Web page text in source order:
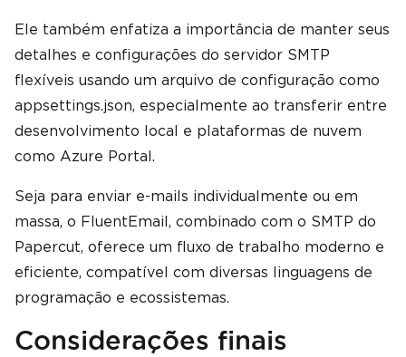
Ele também enfatiza a importância de manter seus
detalhes e configurações do servidor SMTP
flexíveis usando um arquivo de configuração como
appsettings.json, especialmente ao transferir entre
desenvolvimento local e plataformas de nuvem
como Azure Portal.
Seja para enviar e-mails individualmente ou em
massa, o FluentEmail, combinado com o SMTP do
Papercut, oferece um fluxo de trabalho moderno e
eficiente, compatível com diversas linguagens de
programação e ecossistemas.
Considerações finais